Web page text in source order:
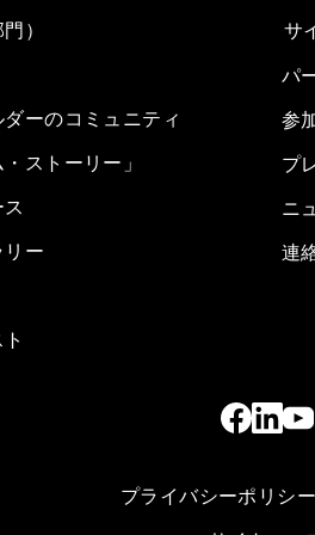
）
ーのコミュニティ
ストーリー」
リー
サ
パ
参
プ
ニ
連
プライバシーポリシ